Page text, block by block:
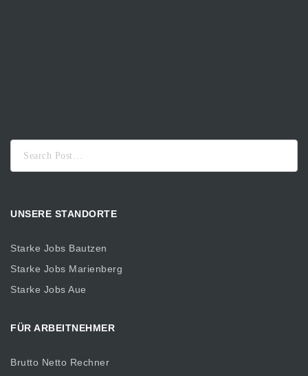
nach:
UNSERE STANDORTE
Starke Jobs Bautzen
Starke Jobs Marienberg
Starke Jobs Aue
FÜR ARBEITNEHMER
Brutto Netto Rechner